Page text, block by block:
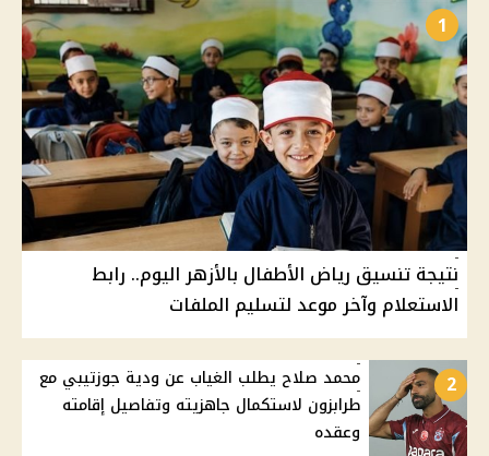
1
نتيجة تنسيق رياض الأطفال بالأزهر اليوم.. رابط
الاستعلام وآخر موعد لتسليم الملفات
2
محمد صلاح يطلب الغياب عن ودية جوزتيبي مع
طرابزون لاستكمال جاهزيته وتفاصيل إقامته
وعقده